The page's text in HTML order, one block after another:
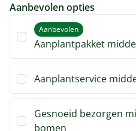
Aanbevolen opties
Aanbevolen
Aanplantpakket
Aanplantservice
Gesnoeid bezorgen
bomen